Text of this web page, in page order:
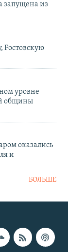
запущена из
Ростовскую
уровне
общины
оказались
и
БОЛЬШЕ